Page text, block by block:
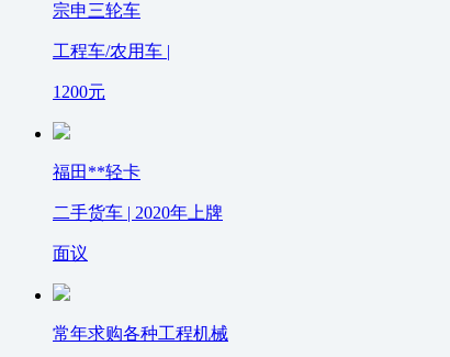
宗申三轮车
工程车/农用车 |
1200元
福田**轻卡
二手货车 | 2020年上牌
面议
常年求购各种工程机械